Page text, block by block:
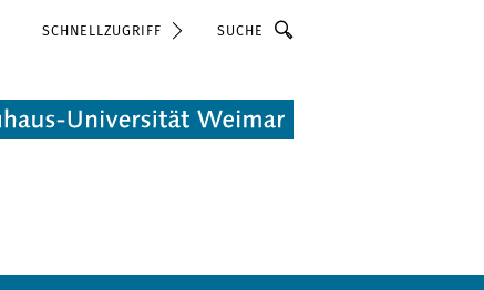
SCHNELLZUGRIFF Suche